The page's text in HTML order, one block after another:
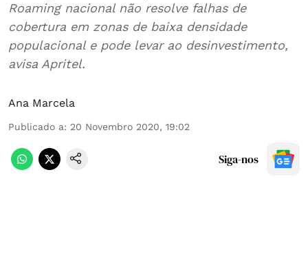
Roaming nacional não resolve falhas de
cobertura em zonas de baixa densidade
populacional e pode levar ao desinvestimento,
avisa Apritel.
Ana Marcela
Publicado a: 20 Novembro 2020, 19:02
Siga-nos